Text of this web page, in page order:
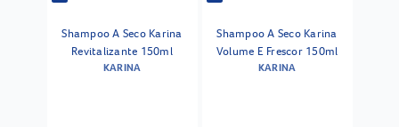
Shampoo A Seco Karina
Revitalizante 150ml
KARINA
Shampoo A Seco Karina
Volume E Frescor 150ml
KARINA